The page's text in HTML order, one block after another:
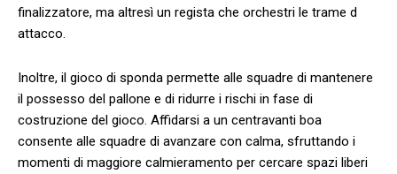
finalizzatore, ma ⁤altresì ⁣un ‌regista che orchestri⁣ le ‌trame d
attacco.
Inoltre, il gioco di sponda permette ⁤alle squadre di mantenere
il possesso del pallone ⁢e di​ ridurre i rischi⁢ in fase di
costruzione del gioco. Affidarsi ‌a ⁣un centravanti boa
consente⁤ alle squadre di avanzare con ‌calma, ⁤sfruttando i
momenti di maggiore calmieramento ⁣per cercare spazi‌ liberi⁤